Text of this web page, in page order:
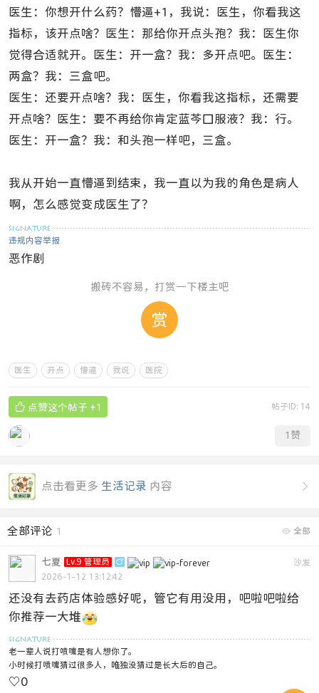
医生：你想开什么药？懵逼+1，我说：医生，你看我这
指标，该开点啥？医生：那给你开点头孢？我：医生你
觉得合适就开。医生：开一盒？我：多开点吧。医生：
两盒？我：三盒吧。
医生：还要开点啥？我：医生，你看我这指标，还需要
开点啥？医生：要不再给你肯定蓝芩口服液？我：行。
医生：开一盒？我：和头孢一样吧，三盒。
我从开始一直懵逼到结束，我一直以为我的角色是病人
啊，怎么感觉变成医生了？
违规内容举报
恶作剧
搬砖不容易，打赏一下楼主吧
赏
医生 开点 懵逼 我说 医院
帖子ID: 14
 点赞这个帖子 +1
1 赞

点击看更多 生活记录 内容
 全部
全部评论 1
沙发
七夏 Lv.9 管理员 
2026-1-12 13:12:42
还没有去药店体验感好呢，管它有用没用，吧啦吧啦给
你推荐一大堆
老一辈人说打喷嚏是有人想你了。
小时候打喷嚏猜过很多人，唯独没猜过是长大后的自己。
♡0